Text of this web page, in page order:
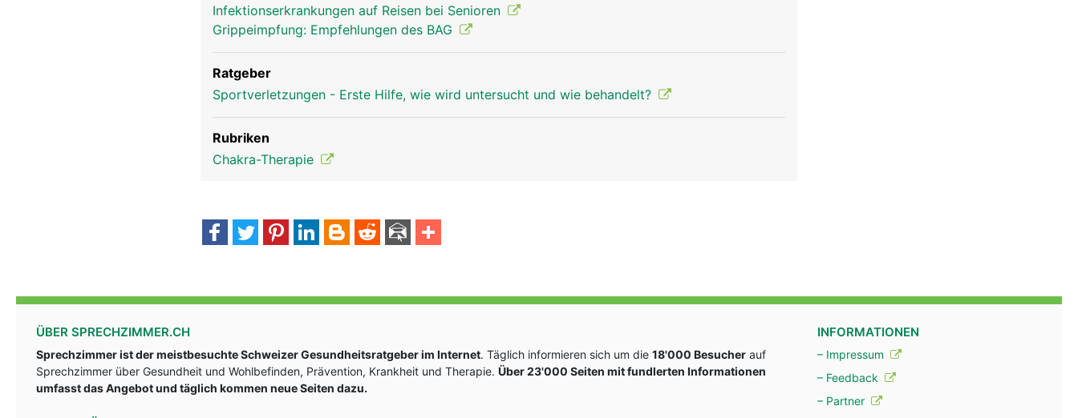
Infektionserkrankungen auf Reisen bei Senioren
Grippeimpfung: Empfehlungen des BAG
Ratgeber
Sportverletzungen - Erste Hilfe, wie wird untersucht und wie behandelt?
Rubriken
Chakra-Therapie
ÜBER SPRECHZIMMER.CH
Sprechzimmer ist der meistbesuchte Schweizer Gesundheitsratgeber im Internet. Täglich informieren sich um die 18'000 Besucher auf
Sprechzimmer über Gesundheit und Wohlbefinden, Prävention, Krankheit und Therapie. Über 23'000 Seiten mit fundlerten Informationen
umfasst das Angebot und täglich kommen neue Seiten dazu.
INFORMATIONEN
– Impressum
– Feedback
– Partner